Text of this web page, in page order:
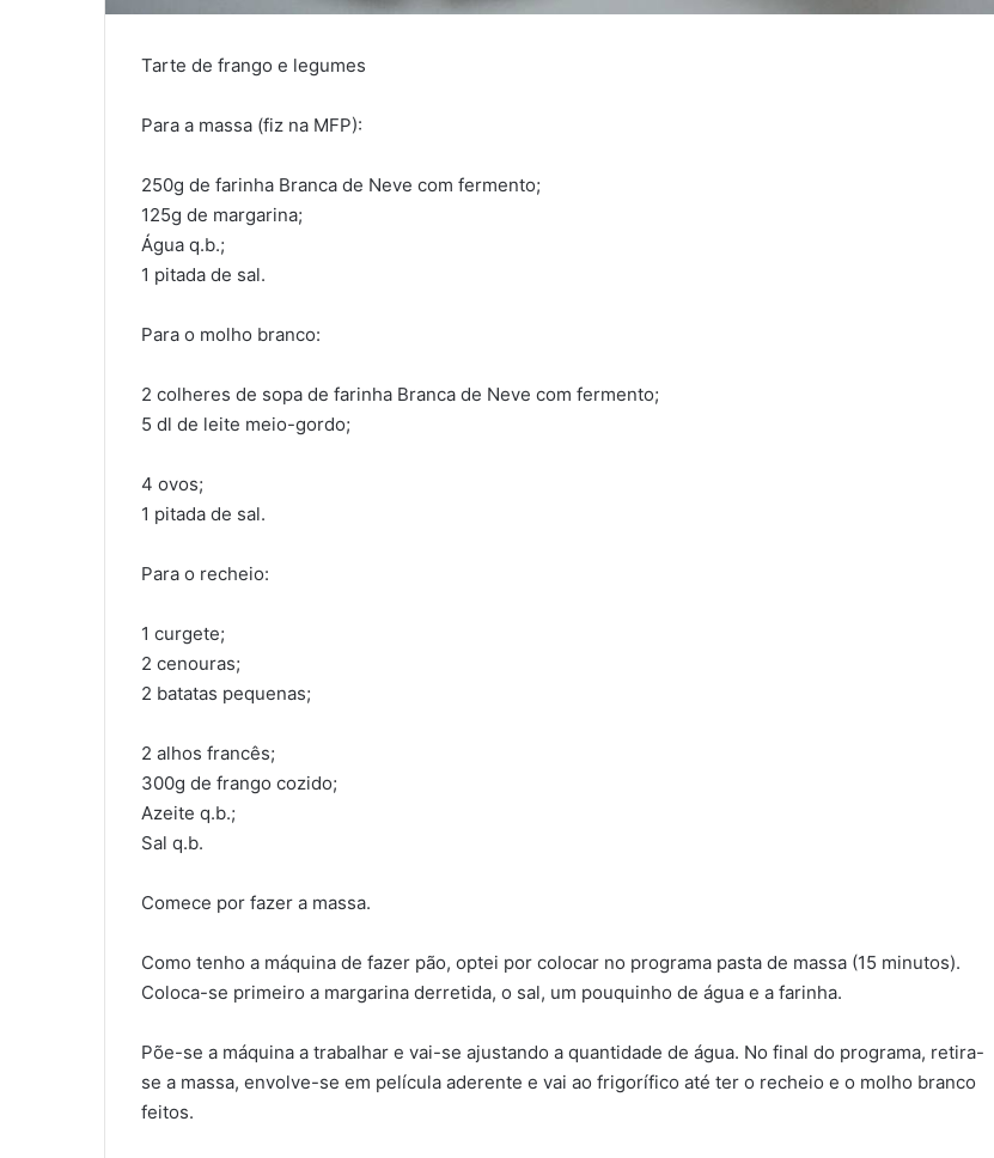
Tarte de frango e legumes
Para a massa (fiz na MFP):
250g de farinha Branca de Neve com fermento;
125g de margarina;
Água q.b.;
1 pitada de sal.
Para o molho branco:
2 colheres de sopa de farinha Branca de Neve com fermento;
5 dl de leite meio-gordo;
4 ovos;
1 pitada de sal.
Para o recheio:
1 curgete;
2 cenouras;
2 batatas pequenas;
2 alhos francês;
300g de frango cozido;
Azeite q.b.;
Sal q.b.
Comece por fazer a massa.
Como tenho a máquina de fazer pão, optei por colocar no programa pasta de massa (15 minutos).
Coloca-se primeiro a margarina derretida, o sal, um pouquinho de água e a farinha.
Põe-se a máquina a trabalhar e vai-se ajustando a quantidade de água. No final do programa, retira-
se a massa, envolve-se em película aderente e vai ao frigorífico até ter o recheio e o molho branco
feitos.